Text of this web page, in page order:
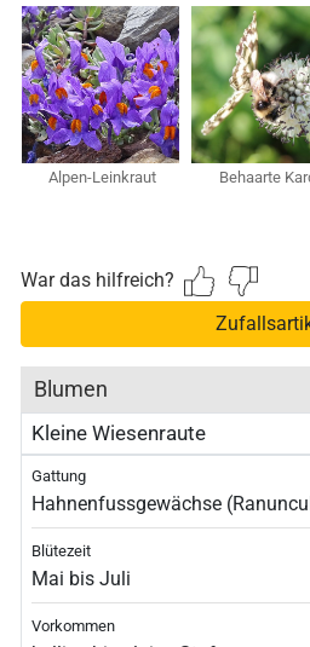
Alpen-Leinkraut Behaarte
War das hilfreich?
Blumen
Kleine Wiesenraute
Gattung
Hahnenfussgewächse
Blütezeit
Mai bis Juli
Vorkommen